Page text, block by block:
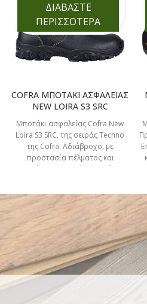
COFRA ΜΠΟΤΑΚΙ ΑΣΦΑΛΕΙΑΣ
NEW LOIRA S3 SRC
Μποτάκι ασφαλείας Cofra New
Loira S3 SRC, της σειράς Techno
της Cofra. Αδιάβροχο, με
προστασία πέλματος και
δακτύλων. Ελαφρύ, διαπνέον,
ΔΙΑΒΑΣΤΕ
ΠΕΡΙΣΣΟΤΕΡΑ